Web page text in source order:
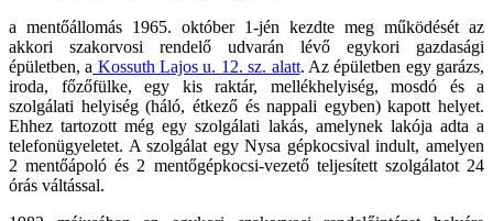
a mentőállomás 1965. október 1-jén kezdte meg működését az
akkori szakorvosi rendelő udvarán lévő egykori gazdasági
épületben, a Kossuth Lajos u. 12. sz. alatt. Az épületben egy garázs,
iroda, főzőfülke, egy kis raktár, mellékhelyiség, mosdó és a
szolgálati helyiség (háló, étkező és nappali egyben) kapott helyet.
Ehhez tartozott még egy szolgálati lakás, amelynek lakója adta a
telefonügyeletet. A szolgálat egy Nysa gépkocsival indult, amelyen
2 mentőápoló és 2 mentőgépkocsi-vezető teljesített szolgálatot 24
órás váltással.